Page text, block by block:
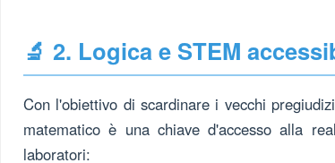
🔬 2. Logica e STEM
Con l'obiettivo di scardinare i vecchi
matematico è una chiave d'accesso alla
laboratori: